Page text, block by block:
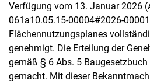
Verfügung vom 13. Januar 2026
061a10.05.15-00004#2026-
Flächennutzungsplanes
genehmigt. Die Erteilung der
gemäß § 6 Abs. 5
gemacht. Mit dieser